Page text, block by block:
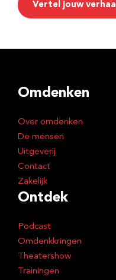
Vertel jouw
Omdenken
Over omdenken
De mensen
Uitgeverij
Contact
Zakelijk
Ontdek
Podcast
Omdenkkringen
Theatershow
Trainingen